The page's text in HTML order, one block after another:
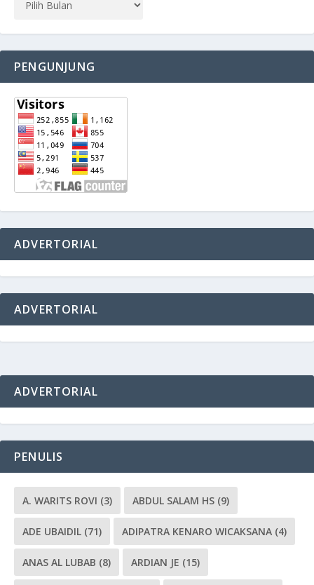
PENGUNJUNG
ADVERTORIAL
ADVERTORIAL
ADVERTORIAL
PENULIS
A. WARITS ROVI (3) ABDUL SALAM HS (9)
ADE UBAIDIL (71) ADIPATRA KENARO WICAKSANA (4)
ANAS AL LUBAB (8) ARDIAN JE (15)